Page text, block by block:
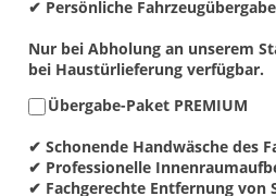
✔ Persönliche Fahrzeugübergabe
Nur bei Abholung an unserem
bei Haustürlieferung verfügbar.
Übergabe-Paket PREMIUM
✔ Schonende Handwäsche des
✔ Professionelle
✔ Fachgerechte Entfernung von